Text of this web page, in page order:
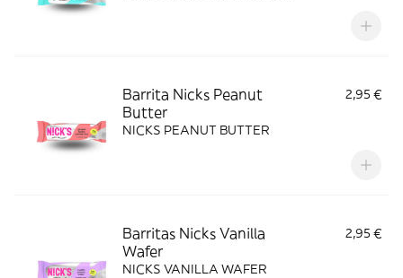
Barrita Nicks Peanut
Butter
2,95 €
NICKS PEANUT BUTTER
Barritas Nicks Vanilla
Wafer
2,95 €
NICKS VANILLA WAFER